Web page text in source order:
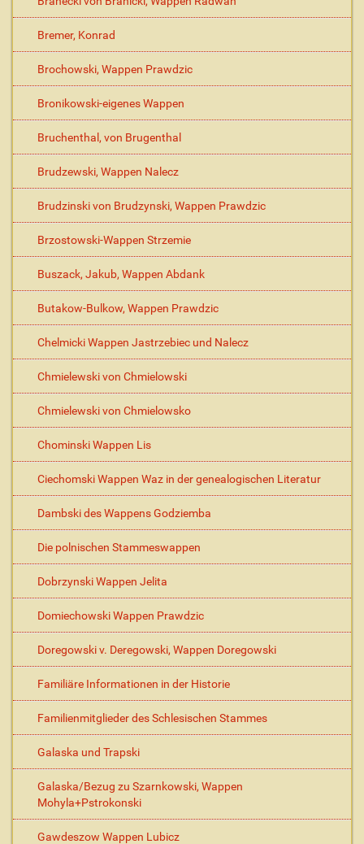
Bremer, Konrad
Brochowski, Wappen Prawdzic
Bronikowski-eigenes Wappen
Bruchenthal, von Brugenthal
Brudzewski, Wappen Nalecz
Brudzinski von Brudzynski, Wappen Prawdzic
Brzostowski-Wappen Strzemie
Buszack, Jakub, Wappen Abdank
Butakow-Bulkow, Wappen Prawdzic
Chelmicki Wappen Jastrzebiec und Nalecz
Chmielewski von Chmielowski
Chmielewski von Chmielowsko
Chominski Wappen Lis
Ciechomski Wappen Waz in der genealogischen Literatur
Dambski des Wappens Godziemba
Die polnischen Stammeswappen
Dobrzynski Wappen Jelita
Domiechowski Wappen Prawdzic
Doregowski v. Deregowski, Wappen Doregowski
Familiäre Informationen in der Historie
Familienmitglieder des Schlesischen Stammes
Galaska und Trapski
Galaska/Bezug zu Szarnkowski, Wappen
Mohyla+Pstrokonski
Gawdeszow Wappen Lubicz